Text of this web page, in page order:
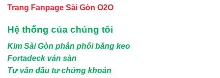
Trang Fanpage Sài Gòn O2O
Hệ thống của chúng tôi
Kim Sài Gòn phân phối băng keo
Fortadeck ván sàn
Tư vấn đầu tư chứng khoán